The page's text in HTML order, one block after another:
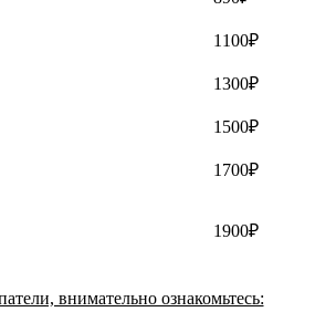
1100₽
1300₽
1500₽
1700₽
1900₽
внимательно ознакомьтесь: